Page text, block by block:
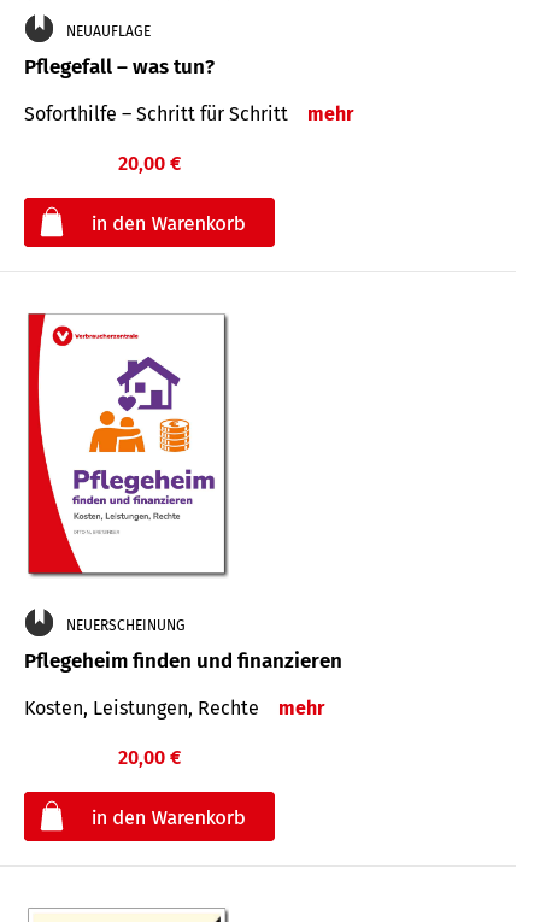
NEUAUFLAGE
Pflegefall – was tun?
Soforthilfe – Schritt für Schritt mehr
20,00 €
NEUERSCHEINUNG
Pflegeheim finden und finanzieren
Kosten, Leistungen, Rechte mehr
20,00 €